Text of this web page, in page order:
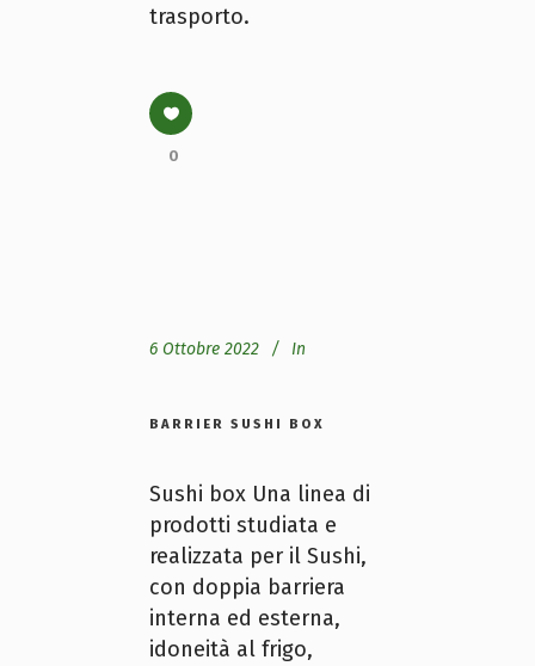
trasporto.
0
6 Ottobre 2022 In
BARRIER SUSHI BOX
Sushi box Una linea di
prodotti studiata e
realizzata per il Sushi,
con doppia barriera
interna ed esterna,
idoneità al frigo,